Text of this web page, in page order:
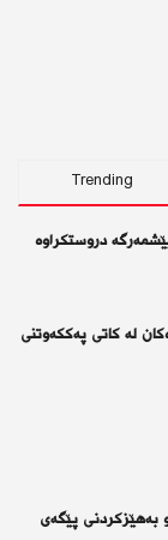
Trending
دروستكراوە
لە كاتی پەككەوتنی
بەهێزكردنی پێگەی